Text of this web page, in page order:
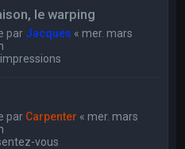
le warping
par Jacques « mer. mars
par Carpenter « mer. mars
vous